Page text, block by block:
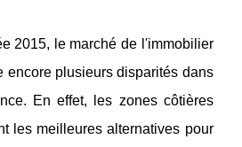
2015, le marché de l'immobilier
encore plusieurs disparités dans
En effet, les zones côtières
les meilleures alternatives pour